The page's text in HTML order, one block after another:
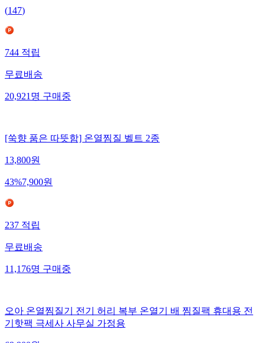
(147)
744적립
무료배송
20,921명구매중
[쑥향 품은 따뜻함] 온열찜질 벨트 2종
13,800원
43%7,900원
237적립
무료배송
11,176명구매중
오아 온열찜질기 전기 허리 복부 온열기 배 찜질팩 휴대용 전
기핫팩 극세사 사무실 가정용